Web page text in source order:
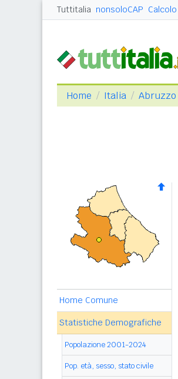
Tuttitalia nonsoloCAP
Home Italia Abruzzo
Home Comune
Statistiche Demografiche
Popolazione 2001-2024
Pop. età, sesso, stato civile